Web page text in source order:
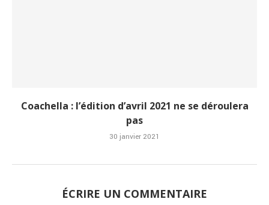
Coachella : l’édition d’avril 2021 ne se déroulera
pas
30 janvier 2021
ÉCRIRE UN COMMENTAIRE